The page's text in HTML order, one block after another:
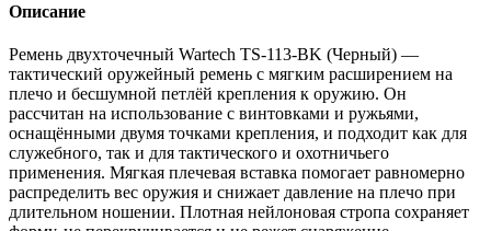
Описание
Ремень двухточечный Wartech TS-113-BK (Черный) —
тактический оружейный ремень с мягким расширением на
плечо и бесшумной петлёй крепления к оружию. Он
рассчитан на использование с винтовками и ружьями,
оснащёнными двумя точками крепления, и подходит как для
служебного, так и для тактического и охотничьего
применения. Мягкая плечевая вставка помогает равномерно
распределить вес оружия и снижает давление на плечо при
длительном ношении. Плотная нейлоновая стропа сохраняет